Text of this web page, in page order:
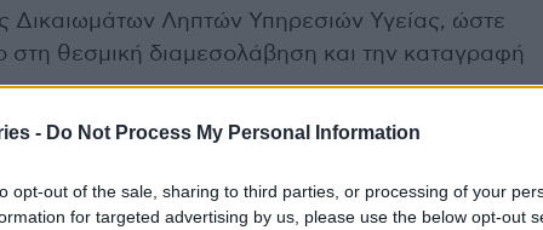
- Do Not Process My Personal Information
opt-out of the sale, sharing to third parties, or processing of your
for targeted advertising by us, please use the below opt-out
Δικαιωμάτων Ληπτών Υπηρεσιών Υγείας, ώστε
στη θεσμική διαμεσολάβηση και την καταγραφή
των ψηφιακών δεξιοτήτων και της
προκειμένου να αξιοποιούν αποτελεσματικά
την κατεύθυνση, έχει ήδη αναπτύξει